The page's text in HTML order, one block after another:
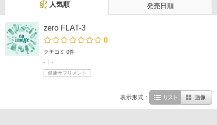
人気順 発売日順
zero FLAT-3
0
クチコミ 0件
-
-
健康サプリメント
表示形式： リスト 画像